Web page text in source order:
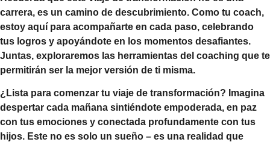
carrera, es un camino de descubrimiento. Como tu coach,
estoy aquí para acompañarte en cada paso, celebrando
tus logros y apoyándote en los momentos desafiantes.
Juntas, exploraremos las herramientas del coaching que te
permitirán ser la mejor versión de ti misma.
¿Lista para comenzar tu viaje de transformación? Imagina
despertar cada mañana sintiéndote empoderada, en paz
con tus emociones y conectada profundamente con tus
hijos. Este no es solo un sueño – es una realidad que